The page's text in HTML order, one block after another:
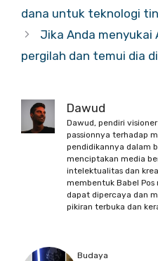
dana untuk teknologi
Jika Anda menyukai
pergilah dan temui dia
Dawud
Dawud, pendiri
passionnya terhadap
pendidikannya dalam
menciptakan media
intelektualitas dan
membentuk Babel
dapat dipercaya dan
pikiran terbuka dan
Budaya